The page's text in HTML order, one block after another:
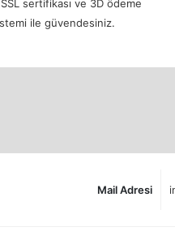
sertifikası ve 3D ödeme
ile güvendesiniz.
Mail Adresi